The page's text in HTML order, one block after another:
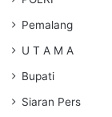
Pemalang
U T A M A
Bupati
Siaran Pers